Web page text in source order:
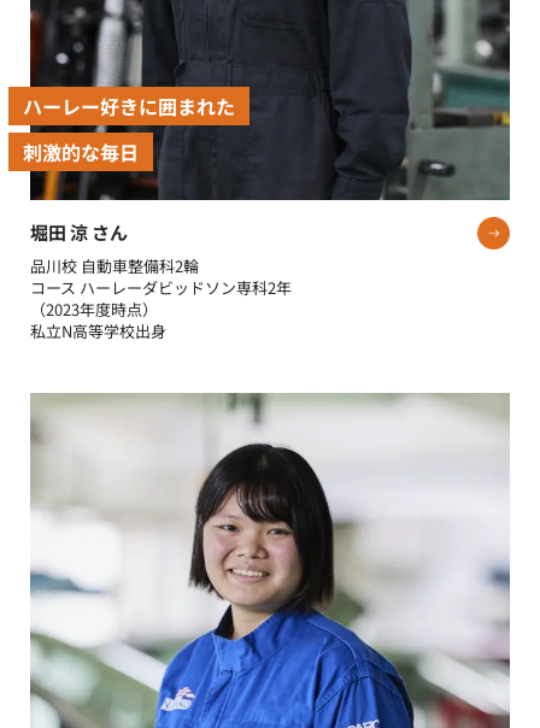
ハーレー好きに囲まれた
刺激的な毎日
堀田 涼 さん
品川校 自動車整備科2輪
コース ハーレーダビッドソン専科2年
（2023年度時点）
私立N高等学校出身